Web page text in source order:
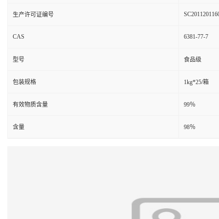
生产许可证编号
CAS 6381-77-7
型号 食品级
包装规格 1kg*25/箱
有效物质含量 99％
含量 98％